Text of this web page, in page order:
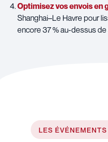
Optimisez vos envois en
Shanghai–Le Havre pour
encore 37 % au-dessus
LES